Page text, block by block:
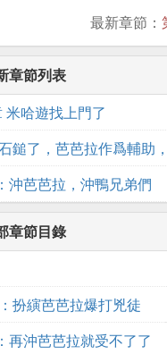
最新章節：
章節列表
米哈遊找上門了
鎚了，芭芭拉作爲輔助
沖芭芭拉，沖鴨兄弟們
章節目錄
扮縯芭芭拉爆打兇徒
再沖芭芭拉就受不了了